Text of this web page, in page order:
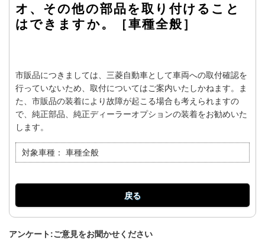
オ、その他の部品を取り付けること
はできますか。［車種全般］
市販品につきましては、三菱自動車として車両への取付確認を
行っていないため、取付についてはご案内いたしかねます。ま
た、市販品の装着により故障が起こる場合も考えられますの
で、純正部品、純正ディーラーオプションの装着をお勧めいた
します。
対象車種： 車種全般
戻る
アンケート:ご意見をお聞かせください